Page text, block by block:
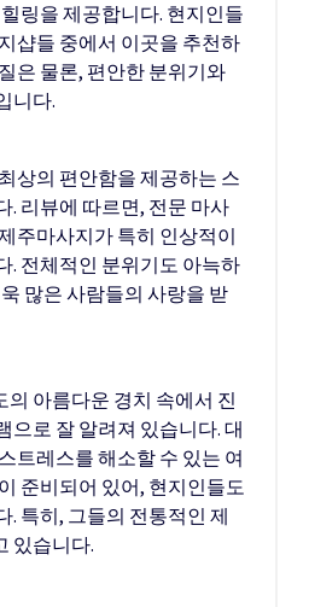
링을 제공합니다. 현지인들
샵들 중에서 이곳을 추천하
은 물론, 편안한 분위기와
니다.
상의 편안함을 제공하는 스
. 리뷰에 따르면, 전문 마사
주마사지가 특히 인상적이
. 전체적인 분위기도 아늑하
많은 사람들의 사랑을 받
아름다운 경치 속에서 진
으로 잘 알려져 있습니다. 대
트레스를 해소할 수 있는 여
준비되어 있어, 현지인들도
. 특히, 그들의 전통적인 제
있습니다.